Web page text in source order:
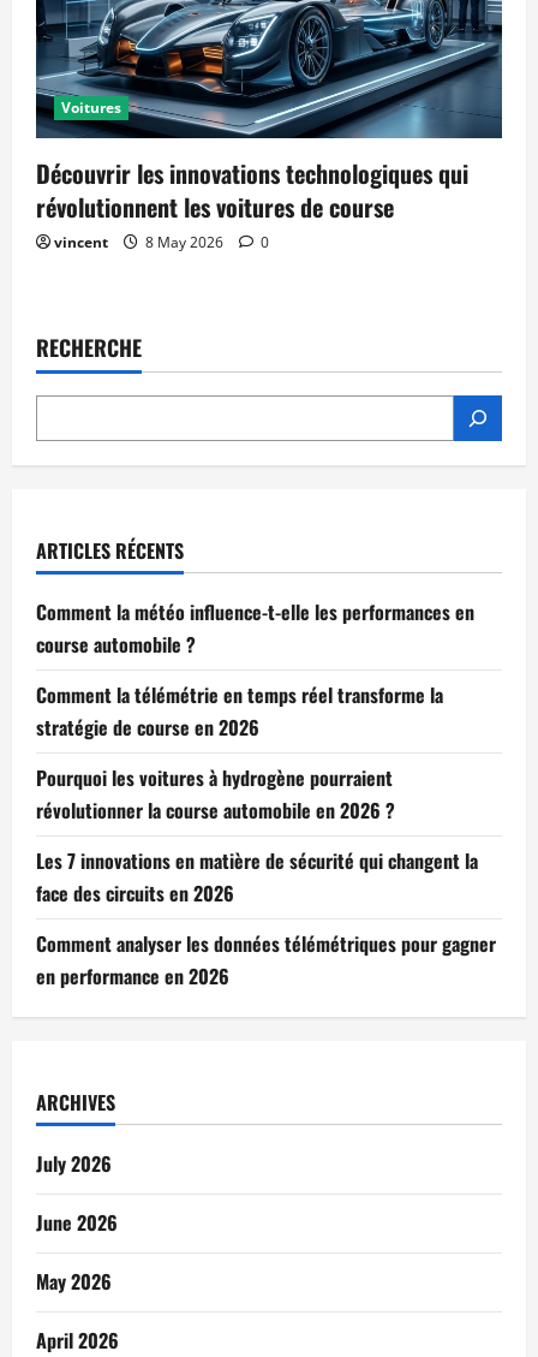
Voitures
Découvrir les innovations technologiques qui
révolutionnent les voitures de course
vincent 8 May 2026 0
RECHERCHE
ARTICLES RÉCENTS
Comment la météo influence-t-elle les performances en
course automobile ?
Comment la télémétrie en temps réel transforme la
stratégie de course en 2026
Pourquoi les voitures à hydrogène pourraient
révolutionner la course automobile en 2026 ?
Les 7 innovations en matière de sécurité qui changent la
face des circuits en 2026
Comment analyser les données télémétriques pour gagner
en performance en 2026
ARCHIVES
July 2026
June 2026
May 2026
April 2026